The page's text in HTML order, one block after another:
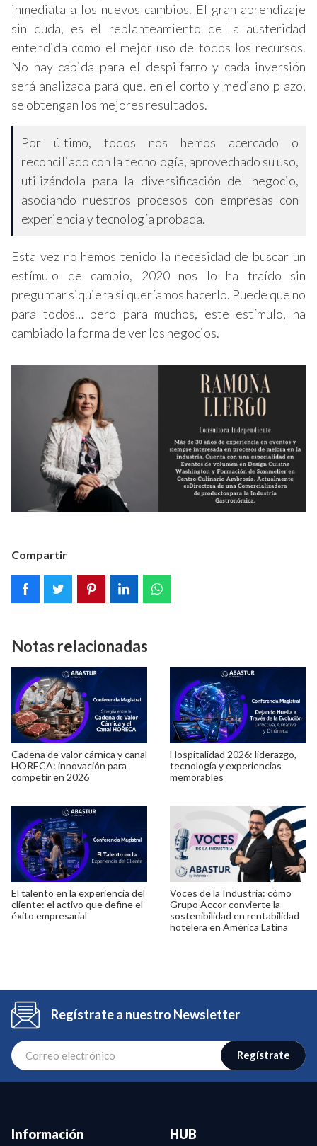
inmediata a los nuevos cambios. El gran aprendizaje
sin duda, es el replanteamiento de la austeridad
entendida como el mejor uso de todos los recursos.
No hay cabida para el despilfarro y cada inversión
será analizada para que, en el corto y mediano plazo,
se obtengan los mejores resultados.
Por último, todos nos hemos acercado o
reconciliado con la tecnología, aprovechado su uso,
utilizándola para la diversificación del negocio,
asociando nuestros procesos con empresas con
experiencia y tecnología probada.
Esta vez no hemos tenido la necesidad de buscar un
estímulo de cambio, 2020 nos lo ha traído sin
preguntar siquiera si queríamos hacerlo. Puede que no
para todos… pero para muchos, este estímulo, ha
cambiado la forma de ver los negocios.
Compartir
Notas relacionadas
Cadena de valor cárnica y canal
HORECA: innovación para
competir en 2026
Hospitalidad 2026: liderazgo,
tecnología y experiencias
memorables
El talento en la experiencia del
cliente: el activo que define el
éxito empresarial
Voces de la Industria: cómo
Grupo Accor convierte la
sostenibilidad en rentabilidad
hotelera en América Latina
Regístrate a nuestro Newsletter
Regístrate
Información HUB